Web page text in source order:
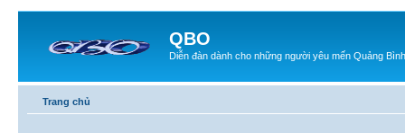
QBO
Diễn đàn dành cho những người yêu mến Quảng Bình
Trang chủ